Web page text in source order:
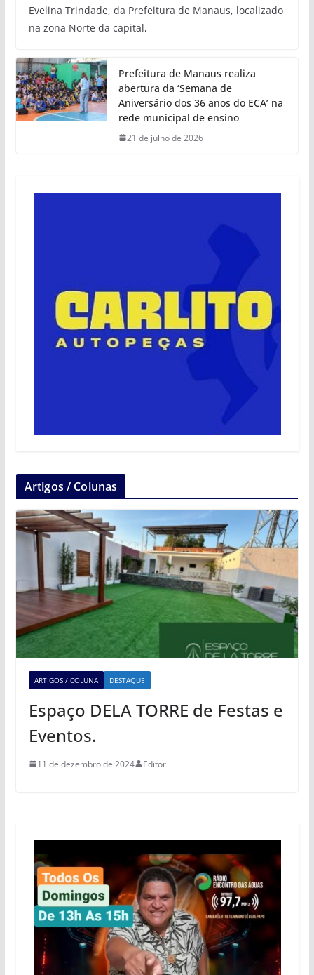
Evelina Trindade, da Prefeitura de Manaus, localizado
na zona Norte da capital,
Prefeitura de Manaus realiza
abertura da ‘Semana de
Aniversário dos 36 anos do ECA’ na
rede municipal de ensino
21 de julho de 2026
Artigos / Colunas
ARTIGOS / COLUNA DESTAQUE
Espaço DELA TORRE de Festas e
Eventos.
11 de dezembro de 2024 Editor